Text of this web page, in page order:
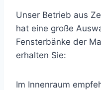
Unser Betrieb aus
hat eine große
Fensterbänke der
erhalten Sie:
Im Innenraum